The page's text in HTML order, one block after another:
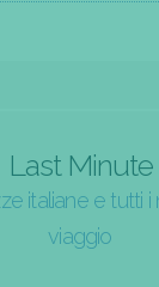
Last Minute
italiane e tutti i
viaggio